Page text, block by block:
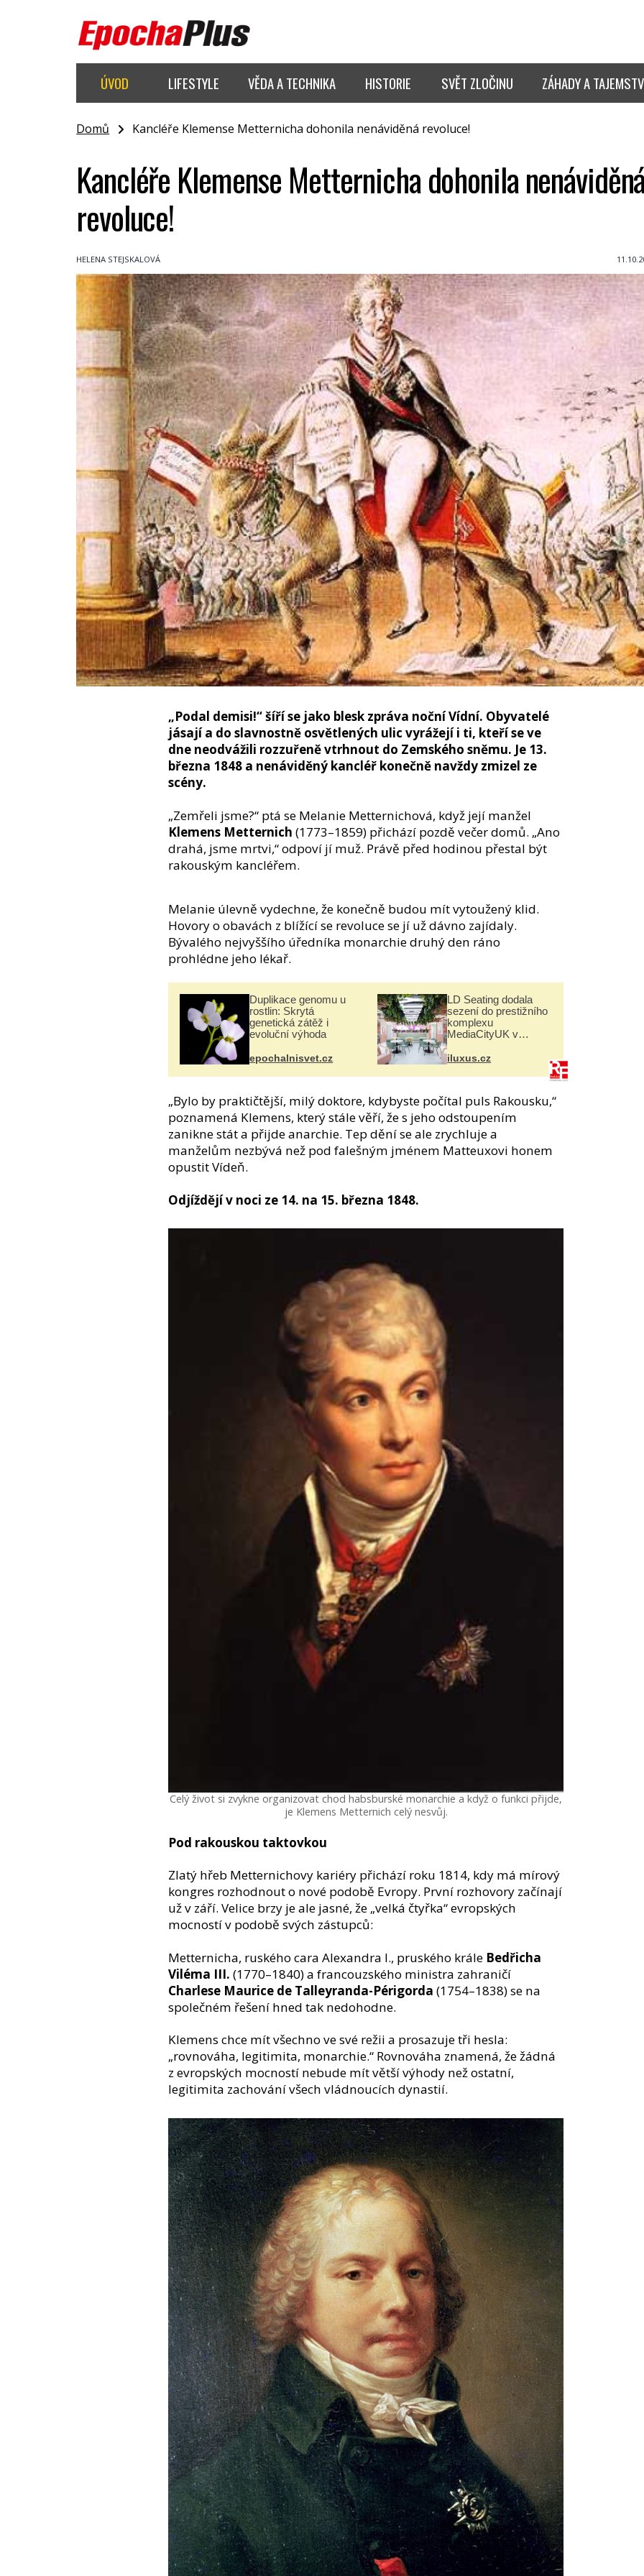
ÚVOD LIFESTYLE VĚDA A TECHNIKA HISTORIE SVĚT ZLOČINU ZÁHADY A
Domů Kancléře Klemense Metternicha dohonila nenáviděná revoluce!
Kancléře Klemense Metternicha dohonila
revoluce!
HELENA STEJSKALOVÁ
„Podal demisi!“ šíří se jako blesk zpráva noční Vídní. Obyvatelé
jásají a do slavnostně osvětlených ulic vyrážejí i ti, kteří se ve
dne neodvážili rozzuřeně vtrhnout do Zemského sněmu. Je 13.
března 1848 a nenáviděný kancléř konečně navždy zmizel ze
scény.
„Zemřeli jsme?“ ptá se Melanie Metternichová, když její manžel
Klemens Metternich (1773–1859) přichází pozdě večer domů. „Ano
drahá, jsme mrtvi,“ odpoví jí muž. Právě před hodinou přestal být
rakouským kancléřem.
Melanie úlevně vydechne, že konečně budou mít vytoužený klid.
Hovory o obavách z blížící se revoluce se jí už dávno zajídaly.
Bývalého nejvyššího úředníka monarchie druhý den ráno
prohlédne jeho lékař.
Duplikace genomu u
rostlin: Skrytá
genetická zátěž i
evoluční výhoda
epochalnisvet.cz
LD Seating dodala
sezení do prestižního
komplexu
MediaCityUK v
iluxus.cz
„Bylo by praktičtější, milý doktore, kdybyste počítal puls Rakousku,“
poznamená Klemens, který stále věří, že s jeho odstoupením
zanikne stát a přijde anarchie. Tep dění se ale zrychluje a
manželům nezbývá než pod falešným jménem Matteuxovi honem
opustit Vídeň.
Odjíždějí v noci ze 14. na 15. března 1848.
Celý život si zvykne organizovat chod habsburské monarchie a když o funkci přijde,
je Klemens Metternich celý nesvůj.
Pod rakouskou taktovkou
Zlatý hřeb Metternichovy kariéry přichází roku 1814, kdy má mírový
kongres rozhodnout o nové podobě Evropy. První rozhovory začínají
už v září. Velice brzy je ale jasné, že „velká čtyřka“ evropských
mocností v podobě svých zástupců:
Metternicha, ruského cara Alexandra I., pruského krále Bedřicha
Viléma III. (1770–1840) a francouzského ministra zahraničí
Charlese Maurice de Talleyranda-Périgorda (1754–1838) se na
společném řešení hned tak nedohodne.
Klemens chce mít všechno ve své režii a prosazuje tři hesla:
„rovnováha, legitimita, monarchie.“ Rovnováha znamená, že žádná
z evropských mocností nebude mít větší výhody než ostatní,
legitimita zachování všech vládnoucích dynastií.